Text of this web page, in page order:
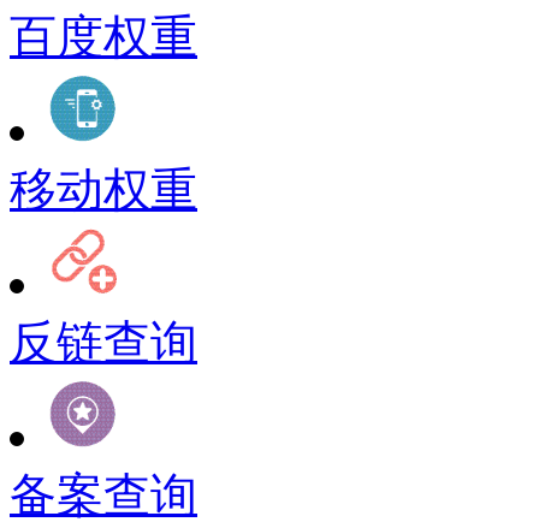
百度权重
移动权重
反链查询
备案查询